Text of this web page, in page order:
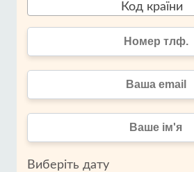
Код країни
Виберіть дату